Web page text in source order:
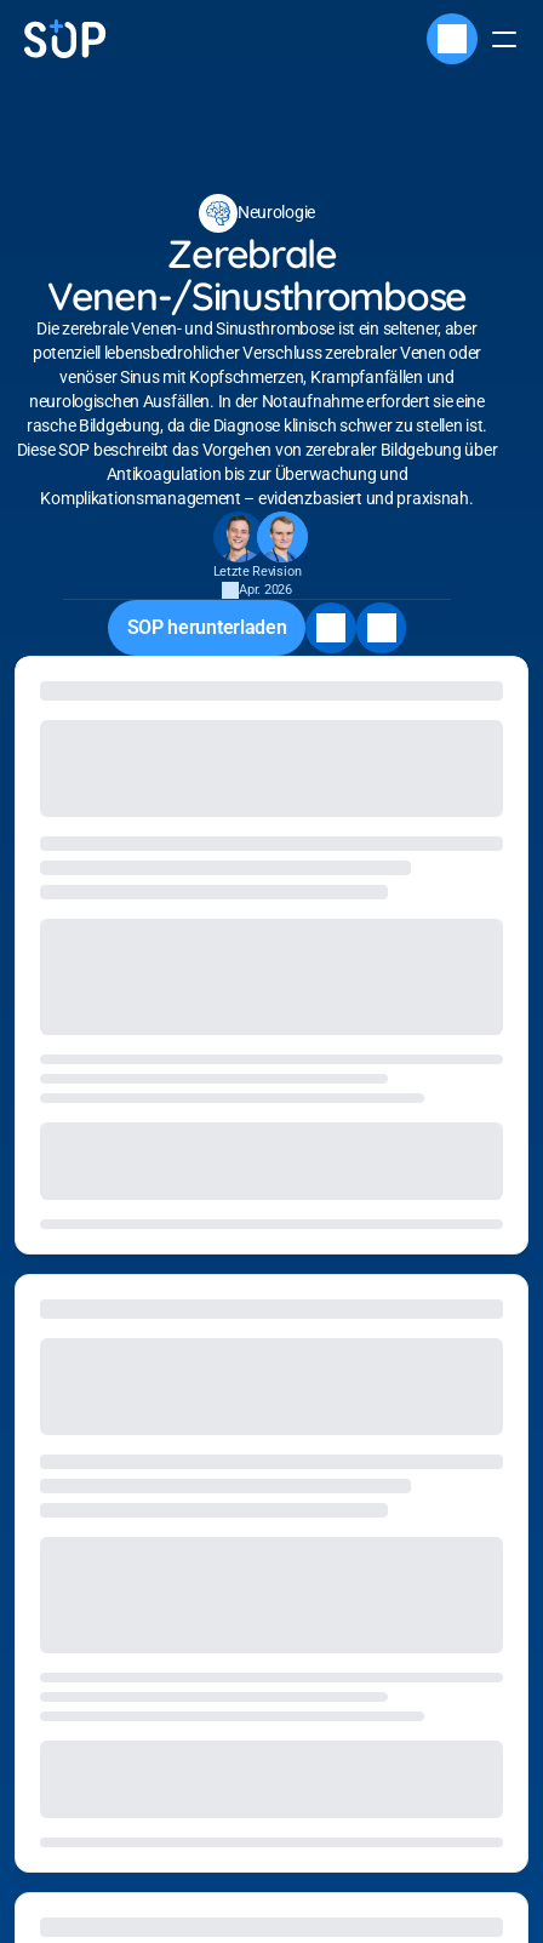
Neurologie
Zerebrale
Venen-/Sinusthrombose
Die zerebrale Venen- und Sinusthrombose ist ein seltener, aber
potenziell lebensbedrohlicher Verschluss zerebraler Venen oder
venöser Sinus mit Kopfschmerzen, Krampfanfällen und
neurologischen Ausfällen. In der Notaufnahme erfordert sie eine
rasche Bildgebung, da die Diagnose klinisch schwer zu stellen ist.
Diese SOP beschreibt das Vorgehen von zerebraler Bildgebung über
Antikoagulation bis zur Überwachung und
Komplikationsmanagement – evidenzbasiert und praxisnah.
Letzte Revision
Apr. 2026
SOP herunterladen